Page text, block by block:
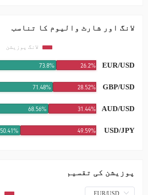
لانگ اور شارٹ والیوم کا تناسب
لانگ پوزیشن
EUR/USD
26.22%
73.78%
GBP/USD
28.52%
71.48%
AUD/USD
31.44%
68.56%
USD/JPY
49.59%
50.41%
پوزیشن کی تقسیم